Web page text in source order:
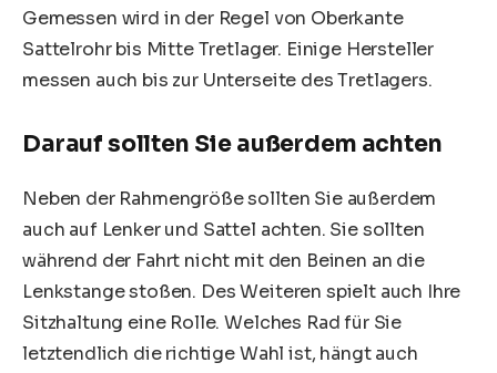
Gemessen wird in der Regel von Oberkante
Sattelrohr bis Mitte Tretlager. Einige Hersteller
messen auch bis zur Unterseite des Tretlagers.
Darauf sollten Sie außerdem achten
Neben der Rahmengröße sollten Sie außerdem
auch auf Lenker und Sattel achten. Sie sollten
während der Fahrt nicht mit den Beinen an die
Lenkstange stoßen. Des Weiteren spielt auch Ihre
Sitzhaltung eine Rolle. Welches Rad für Sie
letztendlich die richtige Wahl ist, hängt auch